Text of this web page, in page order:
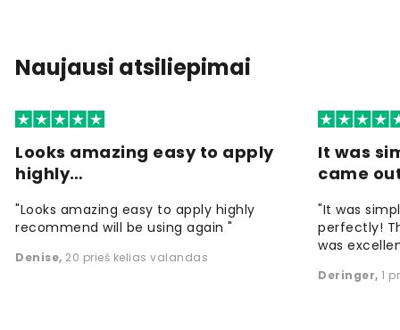
Naujausi atsiliepimai
Looks amazing easy to apply
highly…
"Looks amazing easy to apply highly
recommend will be using again "
Denise, 20 prieš kelias valandas
It was
came
"It was
perfectly!
was
Deringer, 1